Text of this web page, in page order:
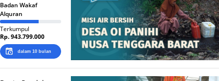
Air Bersih
Sepanjang Tahun
Badan Wakaf
Alquran
Terkumpul
Rp. 943.799.000
dalam 10 bulan